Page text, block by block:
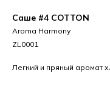
Cаше #4 COTTON
Aroma Harmony
ZL0001
Легкий и пряный аромат